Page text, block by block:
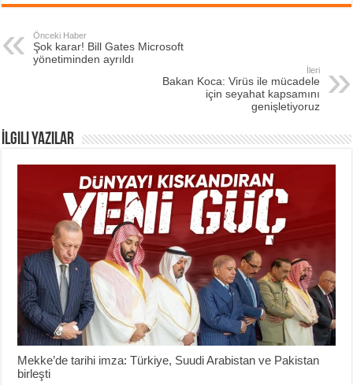
Önceki Haber
Şok karar! Bill Gates Microsoft
yönetiminden ayrıldı
İleri
Bakan Koca: Virüs ile mücadele
için seyahat kapsamını
genişletiyoruz
İlgili Yazılar
Mekke’de tarihi imza: Türkiye, Suudi Arabistan ve Pakistan
birleşti